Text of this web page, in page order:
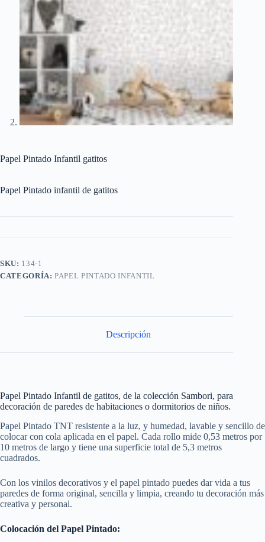
Papel Pintado Infantil gatitos
Papel Pintado infantil de gatitos
SKU: 134-1
CATEGORÍA:PAPEL PINTADO INFANTIL
Descripción
Papel Pintado Infantil de gatitos, de la colección Sambori, para
decoración de paredes de habitaciones o dormitorios de niños.
Papel Pintado TNT resistente a la luz, y humedad, lavable y sencillo de
colocar con cola aplicada en el papel. Cada rollo mide 0,53 metros por
10 metros de largo y tiene una superficie total de 5,3 metros
cuadrados.
Con los vinilos decorativos y el papel pintado puedes dar vida a tus
paredes de forma original, sencilla y limpia, creando tu decoración más
creativa y personal.
Colocación del Papel Pintado: